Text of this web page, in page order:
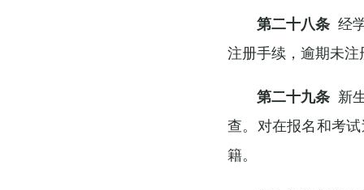
第二十八条 经
注册手续，逾期未
第二十九条 新
查。对在报名和考
籍。